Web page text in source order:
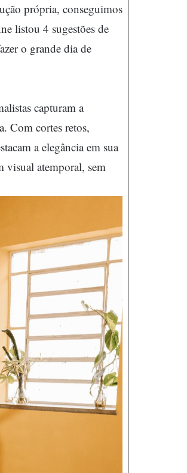
própria, conseguimos
listou 4 sugestões de
o grande dia de
capturam a
Com cortes retos,
a elegância em sua
visual atemporal, sem